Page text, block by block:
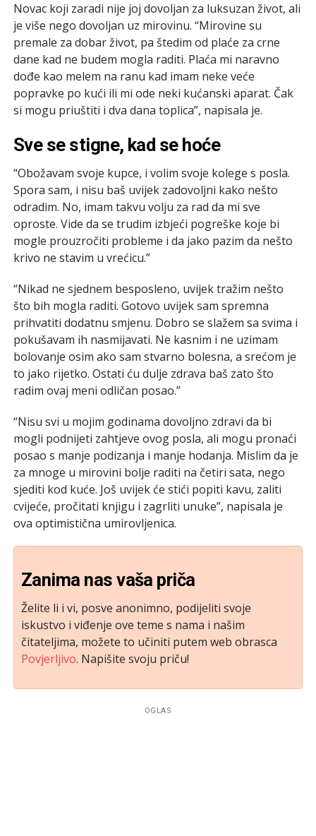
Novac koji zaradi nije joj dovoljan za luksuzan život, ali
je više nego dovoljan uz mirovinu. “Mirovine su
premale za dobar život, pa štedim od plaće za crne
dane kad ne budem mogla raditi. Plaća mi naravno
dođe kao melem na ranu kad imam neke veće
popravke po kući ili mi ode neki kućanski aparat. Čak
si mogu priuštiti i dva dana toplica”, napisala je.
Sve se stigne, kad se hoće
“Obožavam svoje kupce, i volim svoje kolege s posla.
Spora sam, i nisu baš uvijek zadovoljni kako nešto
odradim. No, imam takvu volju za rad da mi sve
oproste. Vide da se trudim izbjeći pogreške koje bi
mogle prouzročiti probleme i da jako pazim da nešto
krivo ne stavim u vrećicu.”
“Nikad ne sjednem besposleno, uvijek tražim nešto
što bih mogla raditi. Gotovo uvijek sam spremna
prihvatiti dodatnu smjenu. Dobro se slažem sa svima i
pokušavam ih nasmijavati. Ne kasnim i ne uzimam
bolovanje osim ako sam stvarno bolesna, a srećom je
to jako rijetko. Ostati ću dulje zdrava baš zato što
radim ovaj meni odličan posao.”
“Nisu svi u mojim godinama dovoljno zdravi da bi
mogli podnijeti zahtjeve ovog posla, ali mogu pronaći
posao s manje podizanja i manje hodanja. Mislim da je
za mnoge u mirovini bolje raditi na četiri sata, nego
sjediti kod kuće. Još uvijek će stići popiti kavu, zaliti
cvijeće, pročitati knjigu i zagrliti unuke”, napisala je
ova optimistična umirovljenica.
Zanima nas vaša priča
Želite li i vi, posve anonimno, podijeliti svoje
iskustvo i viđenje ove teme s nama i našim
čitateljima, možete to učiniti putem web obrasca
Povjerljivo. Napišite svoju priču!
OGLAS